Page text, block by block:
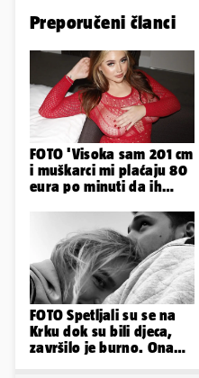
Preporučeni članci
FOTO 'Visoka sam 201 cm
i muškarci mi plaćaju 80
eura po minuti da ih
FOTO Spetljali su se na
Krku dok su bili djeca,
završilo je burno. Ona